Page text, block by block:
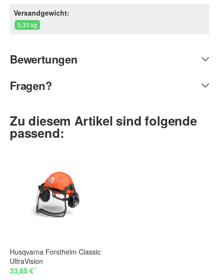
Versandgewicht:
0,33 kg
Bewertungen
Fragen?
Zu diesem Artikel sind folgende
passend:
Husqvarna Forsthelm Classic
UltraVision
33,85 €*